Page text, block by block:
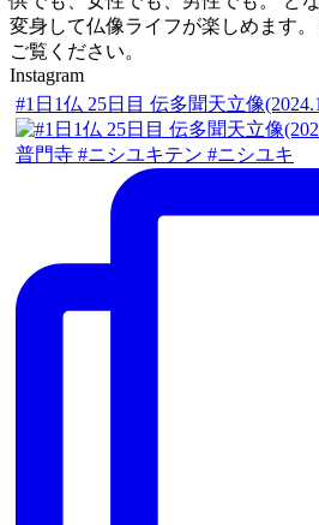
変身して仏像ライフが楽しめます
ご覧ください。
Instagram
#1日1仏 25日目 伝多聞天立像